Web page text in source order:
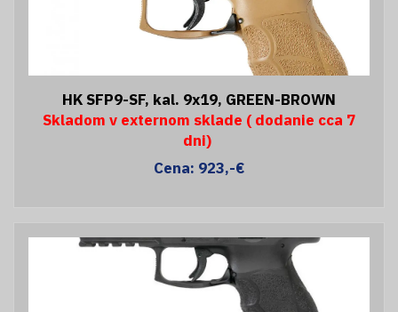
HK SFP9-SF, kal. 9x19, GREEN-BROWN
Skladom v externom sklade ( dodanie cca 7
dni)
Cena: 923,-€